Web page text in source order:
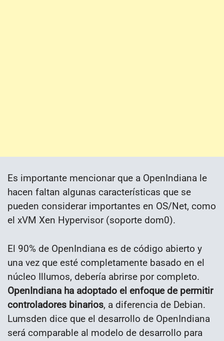
Es importante mencionar que a OpenIndiana le
hacen faltan algunas características que se
pueden considerar importantes en OS/Net, como
el xVM Xen Hypervisor (soporte dom0).
El 90% de OpenIndiana es de código abierto y
una vez que esté completamente basado en el
núcleo Illumos, debería abrirse por completo.
OpenIndiana ha adoptado el enfoque de permitir
controladores binarios, a diferencia de Debian.
Lumsden dice que el desarrollo de OpenIndiana
será comparable al modelo de desarrollo para